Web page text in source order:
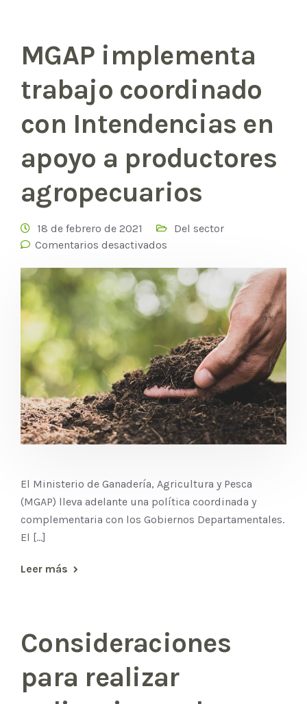
MGAP implementa
trabajo coordinado
con Intendencias en
apoyo a productores
agropecuarios
18 de febrero de 2021
Del sector
Comentarios desactivados
El Ministerio de Ganadería, Agricultura y Pesca
(MGAP) lleva adelante una política coordinada y
complementaria con los Gobiernos Departamentales.
El [...]
Leer más
Consideraciones
para realizar